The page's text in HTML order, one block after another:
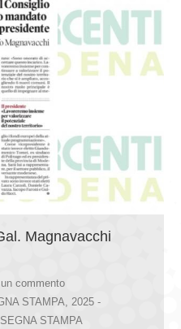
Magnavacchi
un commento
STAMPA
2025 -
STAMPA